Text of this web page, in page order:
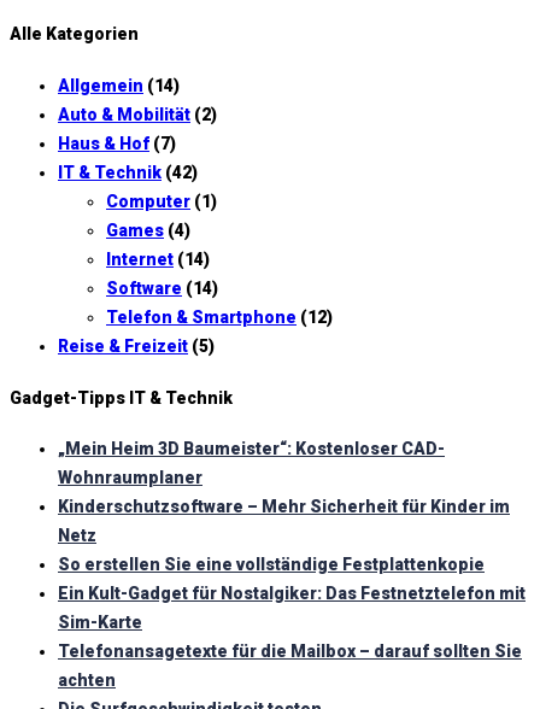
Alle Kategorien
Allgemein (14)
Auto & Mobilität (2)
Haus & Hof (7)
IT & Technik (42)
Computer (1)
Games (4)
Internet (14)
Software (14)
Telefon & Smartphone (12)
Reise & Freizeit (5)
Gadget-Tipps IT & Technik
„Mein Heim 3D Baumeister“: Kostenloser CAD-
Wohnraumplaner
Kinderschutzsoftware – Mehr Sicherheit für Kinder im
Netz
So erstellen Sie eine vollständige Festplattenkopie
Ein Kult-Gadget für Nostalgiker: Das Festnetztelefon mit
Sim-Karte
Telefonansagetexte für die Mailbox – darauf sollten Sie
achten